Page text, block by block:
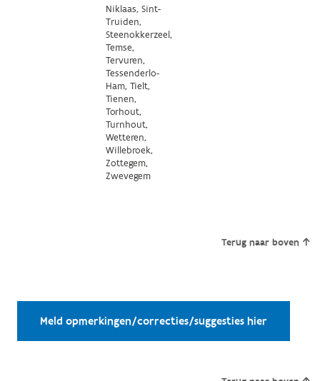
Niklaas, Sint-
Truiden,
Steenokkerzeel,
Temse,
Tervuren,
Tessenderlo-
Ham, Tielt,
Tienen,
Torhout,
Turnhout,
Wetteren,
Willebroek,
Zottegem,
Zwevegem
Terug naar boven
Meld opmerkingen/correcties/suggesties hier